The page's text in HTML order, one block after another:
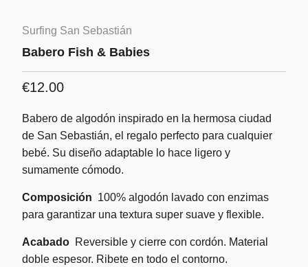
Surfing San Sebastián
Babero Fish & Babies
€12.00
Babero de algodón inspirado en la hermosa ciudad
de San Sebastián, el regalo perfecto para cualquier
bebé. Su diseño adaptable lo hace ligero y
sumamente cómodo.
Composición 100% algodón lavado con enzimas
para garantizar una textura super suave y flexible.
Acabado Reversible y cierre con cordón. Material
doble espesor. Ribete en todo el contorno.